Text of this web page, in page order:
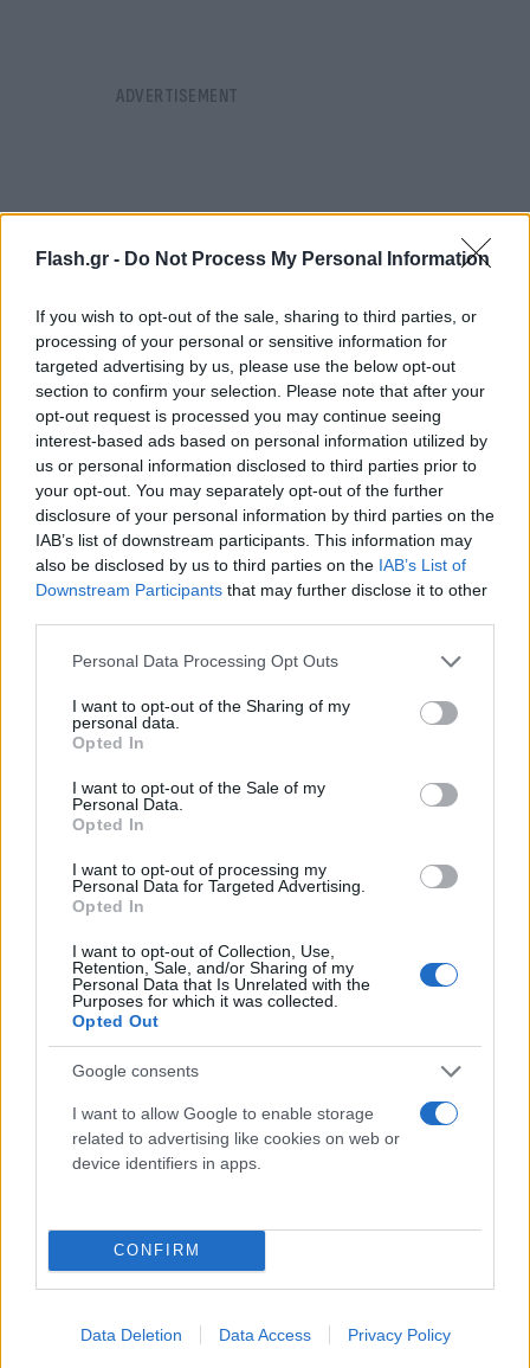
Flash.gr - Do Not Process My Personal Information
If you wish to opt-out of the sale, sharing to third parties, or
processing of your personal or sensitive information for
targeted advertising by us, please use the below opt-out
section to confirm your selection. Please note that after your
opt-out request is processed you may continue seeing
interest-based ads based on personal information utilized by
us or personal information disclosed to third parties prior to
your opt-out. You may separately opt-out of the further
disclosure of your personal information by third parties on the
IAB’s list of downstream participants. This information may
also be disclosed by us to third parties on the IAB’s List of
Downstream Participants that may further disclose it to other
Please note that this website/app uses one or more Google
not limited to your visit or usage behaviour. You may click to
grant or deny consent to Google and its third-party tags to
use your data for below specified purposes in below Google
consent section.
Personal Data Processing Opt Outs
I want to opt-out of the Sharing of my
personal data.
Opted In
I want to opt-out of the Sale of my
Personal Data.
Opted In
I want to opt-out of processing my
Personal Data for Targeted Advertising.
Opted In
I want to opt-out of Collection, Use,
Retention, Sale, and/or Sharing of my
Personal Data that Is Unrelated with the
Purposes for which it was collected.
Opted Out
Google consents
I want to allow Google to enable storage
related to advertising like cookies on web or
device identifiers in apps.
CONFIRM
Data Deletion Data Access Privacy Policy
https://www.youtube.com/watch?v=fKD7ag6JLjI
Έκλεισε το αεροδρόμιο Βνούκοβα
Το διεθνές αεροδρόμιο Βνούκοβα της Μόσχας
έκλεισε προσωρινά για βραχύ χρονικό διάστημα,
για να αποκατασταθεί η ομαλή λειτουργία του,
μετέδωσε το ρωσικό κρατικό πρακτορείο ειδήσεων
«Το Βνούκοβα έκλεισε προσωρινά για τις αφίξεις
και τις αναχωρήσεις, αεροσκάφη εξετράπησαν
προς άλλα αεροδρόμια», ανέφεραν οι υπηρεσίες
αντιμετώπισης εκτάκτων καταστάσεων της Ρωσίας,
προτού ενημερώσουν πως αποκαταστάθηκε η
ομαλή λειτουργία του.